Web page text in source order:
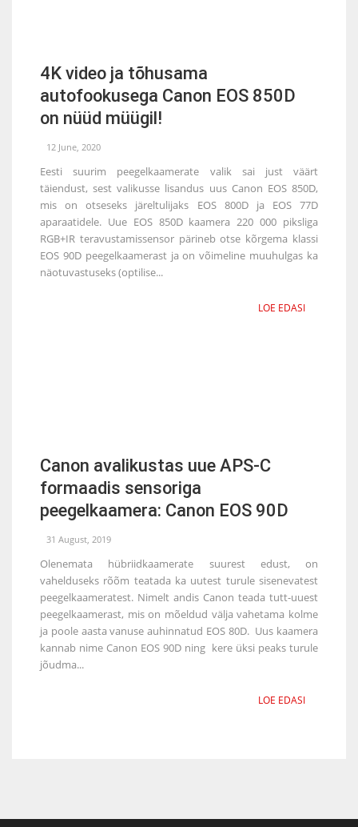
4K video ja tõhusama
autofookusega Canon EOS 850D
on nüüd müügil!
12 June, 2020
Eesti suurim peegelkaamerate valik sai just väärt
täiendust, sest valikusse lisandus uus Canon EOS 850D,
mis on otseseks järeltulijaks EOS 800D ja EOS 77D
aparaatidele. Uue EOS 850D kaamera 220 000 piksliga
RGB+IR teravustamissensor pärineb otse kõrgema klassi
EOS 90D peegelkaamerast ja on võimeline muuhulgas ka
näotuvastuseks (optilise...
LOE EDASI
Canon avalikustas uue APS-C
formaadis sensoriga
peegelkaamera: Canon EOS 90D
31 August, 2019
Olenemata hübriidkaamerate suurest edust, on
vahelduseks rõõm teatada ka uutest turule sisenevatest
peegelkaameratest. Nimelt andis Canon teada tutt-uuest
peegelkaamerast, mis on mõeldud välja vahetama kolme
ja poole aasta vanuse auhinnatud EOS 80D. Uus kaamera
kannab nime Canon EOS 90D ning kere üksi peaks turule
jõudma...
LOE EDASI